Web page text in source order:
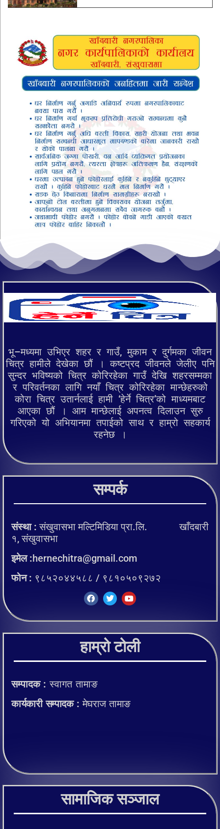
भू–मध्यमा उभिएर शहर र गाउँ, मुकाम र दुर्गमका जीवन
चित्र हामीले देखेका छौं । कष्टप्रद जीवनले जेलीए पनि
सुन्दर भविष्यको चित्र कोरिरहेका गाउँ देखि शहरसम्मका
र परिवर्तनका लागि नयाँ चित्र कोरिरहेका मान्छेहरुको
कोरा चित्र उतार्नलाई हामी ‘हेर्ने चित्र’को माध्यमबाट
आएका छौं । आम मान्छेलाई अपनत्व दिलाउन सुरु
गरिएको यो अभियानमा तपाईको साथ र हाम्रो सहकार्य
रहनेछ ।
सम्पर्क
संस्था : संखुवासभा मल्टिमिडिया प्रा.लि. खाँदबारी
१, संखुवासभा
इमेल :hernechitra@gmail.com
फोन : ९८५२०४४५८८ / ९८१०५०९२७२
हाम्रो टोली
सम्पादक :स्वागत तामाङ
कार्यकारी सम्पादक :मेघराज तामाङ
सामाजिक सञ्जाल